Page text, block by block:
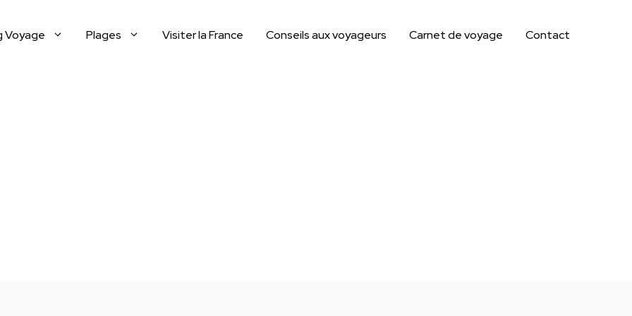
Voyage Plages Visiter la France Conseils aux voyageurs Carnet de voyage Contact